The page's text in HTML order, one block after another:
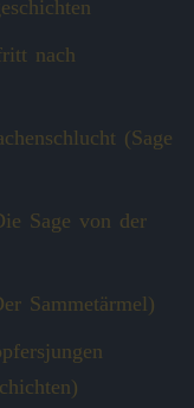
nach
(Sage
Sage von der
Sammetärmel)